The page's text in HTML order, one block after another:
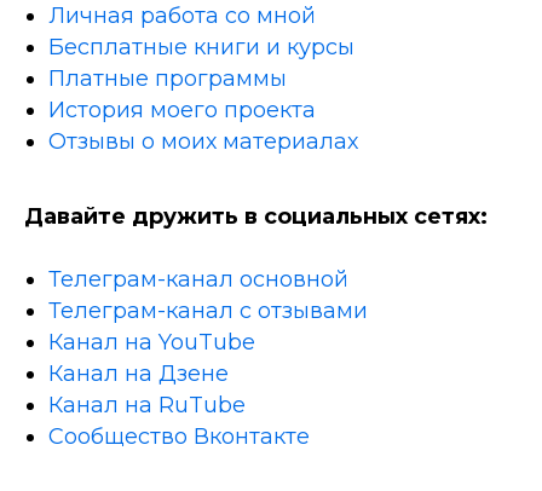
Личная работа со мной
Бесплатные книги и курсы
Платные программы
История моего проекта
Отзывы о моих материалах
Давайте дружить в социальных сетях:
Телеграм-канал основной
Телеграм-канал с отзывами
Канал на YouTube
Канал на Дзене
Канал на RuTube
Сообщество Вконтакте